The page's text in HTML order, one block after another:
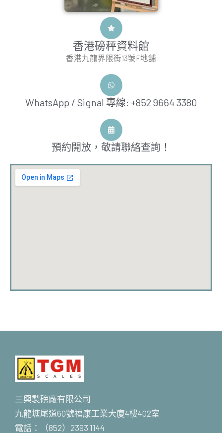
香港磅秤資料館
香港九龍界限街13號F地舖
WhatsApp / Signal 專線: +852 9664 3380
預約開放，敬請聯絡查詢！
三興製磅廠有限公司
九龍塘尾道60號福康工業大廈4樓402室
電話：（852）2393 1144